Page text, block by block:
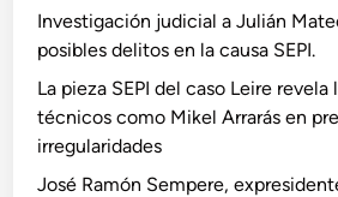
Investigación judicial a Julián
posibles delitos en la causa SEPI.
La pieza SEPI del caso Leire
técnicos como Mikel Arrarás en
irregularidades
José Ramón Sempere,